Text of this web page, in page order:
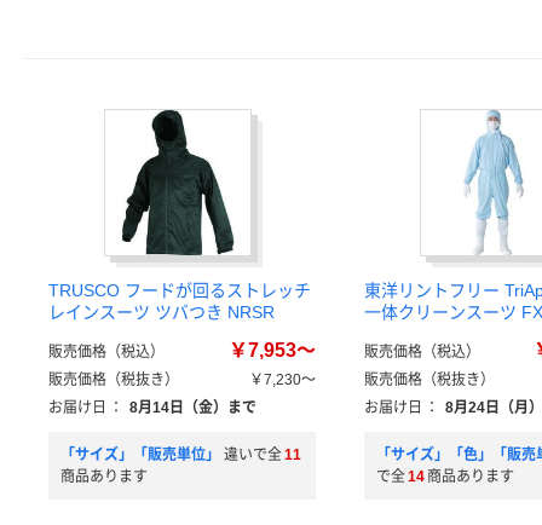
TRUSCO フードが回るストレッチ
レインスーツ ツバつき NRSR
販売価格（税込） ￥7,953～
販売価格（税抜き）
￥7,230～
お届け日
： 8月14日（金）まで
「サイズ」「販売単位」 違いで全11
商品あります
東洋リントフリー
一体クリーンスーツ
販売価格（税込）
販売価格（税抜き）
お届け日
： 8月24日（月
「サイズ」「色」「販売
で全14 商品あります